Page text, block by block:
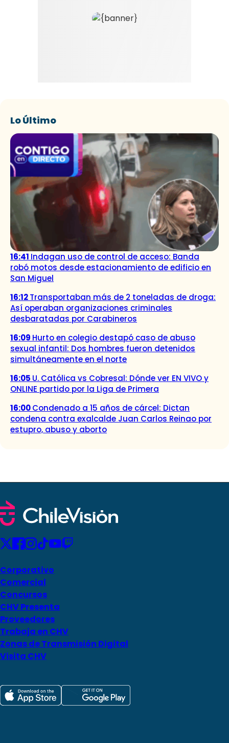
Lo Último
16:41 Indagan uso de control de acceso: Banda
robó motos desde estacionamiento de edificio en
San Miguel
16:12Transportaban más de 2 toneladas de droga:
Así operaban organizaciones criminales
desbaratadas por Carabineros
16:09 Hurto en colegio destapó caso de abuso
sexual infantil: Dos hombres fueron detenidos
simultáneamente en el norte
16:05 U. Católica vs Cobresal: Dónde ver EN VIVO y
ONLINE partido por la Liga de Primera
16:00Condenado a 15 años de cárcel: Dictan
condena contra exalcalde Juan Carlos Reinao por
estupro, abuso y aborto
Corporativo
Comercial
Concursos
CHV Presenta
Proveedores
Trabaja en CHV
Zonas de Transmisión Digital
Visita CHV